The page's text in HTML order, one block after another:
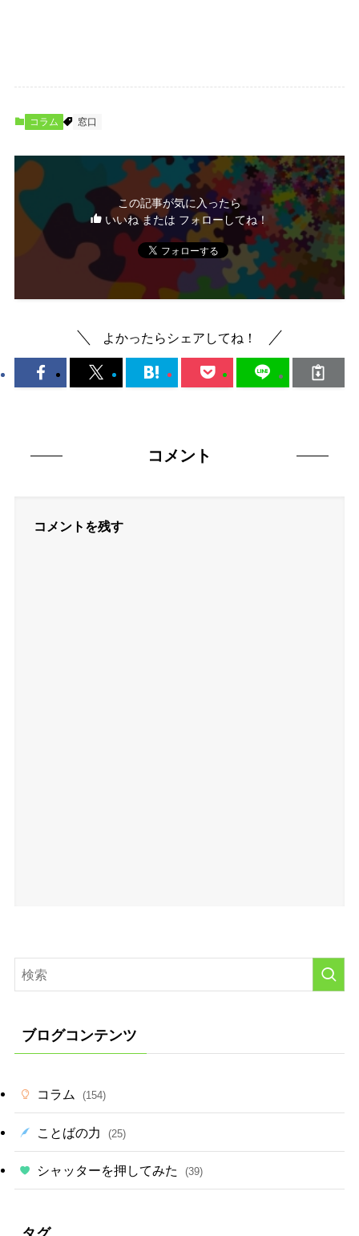
コラム 窓口
この記事が気に入ったら
いいね または フォローしてね！
よかったらシェアしてね！
コメント
コメントを残す
ブログコンテンツ
コラム (154)
ことばの力 (25)
シャッターを押してみた (39)